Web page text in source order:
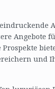
Angebote
und